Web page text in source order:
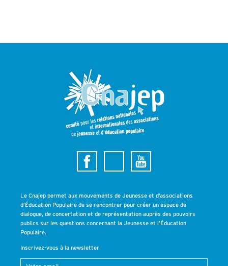
Le Cnajep permet aux mouvements de Jeunesse et d’associations
d’Éducation Populaire de se rencontrer pour créer un espace de
dialogue, de concertation et de représentation auprès des pouvoirs
publics sur les questions concernant la Jeunesse et l’Éducation
Populaire.
Inscrivez-vous à la newsletter